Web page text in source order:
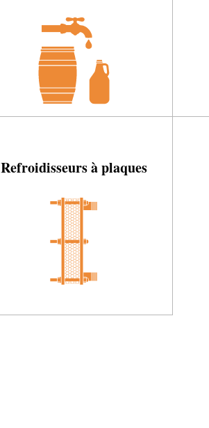
Refroidisseurs à plaques